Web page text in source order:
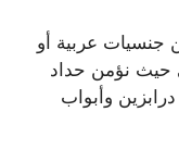
عربية أو
حيث نؤمن حداد
وأبواب